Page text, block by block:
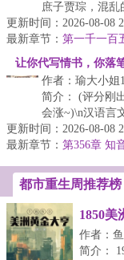
庶子贾琮，混乱
历史走进迷离支
彪炳史册的英士
没...
更新时间：2026-08-08
最新章节： 第一千一百
褥暖多柔意
让你代写情书，你落
儒？
作者：瑜大小姐1
简介： (评分刚
会涨~)\n汉语言
顾辞，一睁眼成
朝九岁稚子。
更新时间：2026-08-08
最新章节： 第356章 知
都市重生周推荐榜
1850美
作者：
简介：